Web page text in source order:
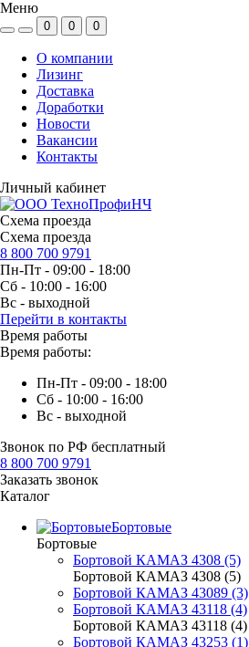
Меню
0 0 0
О компании
Лизинг
Доставка
Доработки
Новости
Вакансии
Контакты
Личный кабинет
Схема проезда
Схема проезда
8 800 700 9791
Пн-Пт - 09:00 - 18:00
Сб - 10:00 - 16:00
Вс - выходной
Перейти в контакты
Время работы
Время работы:
Пн-Пт - 09:00 - 18:00
Сб - 10:00 - 16:00
Вс - выходной
Звонок по РФ бесплатный
8 800 700 9791
Заказать звонок
Каталог
Бортовые
Бортовые
Бортовой КАМАЗ 4308 (5)
Бортовой КАМАЗ 4308 (5)
Бортовой КАМАЗ 43089 (3)
Бортовой КАМАЗ 43118 (4)
Бортовой КАМАЗ 43118 (4)
Бортовой КАМАЗ 43253 (1)